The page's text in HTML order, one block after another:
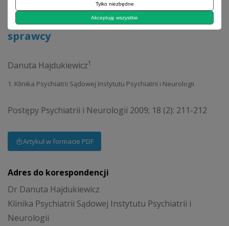
Wątpliwości dotyczące poczytalności
sprawcy
Danuta Hajdukiewicz1
1. Klinika Psychiatrii Sądowej Instytutu Psychiatrii i Neurologii
Postępy Psychiatrii i Neurologii 2009; 18 (2): 211-212
Artykuł w formacie PDF
Adres do korespondencji
Dr Danuta Hajdukiewicz
Klinika Psychiatrii Sądowej Instytutu Psychiatrii i
Neurologii
Tylko niezbędne
Akceptuję wszystkie